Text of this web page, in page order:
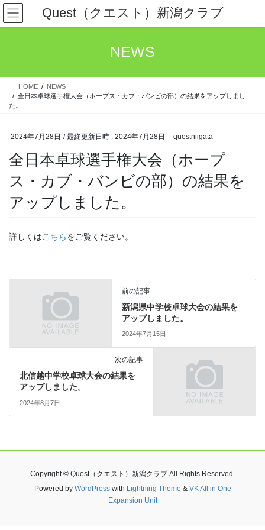
コ
ン
テ
ス
ナ
ビ
ゲ
ン
Quest（クエスト）新潟クラブ
NEWS
HOME
NEWS
全日本卓球選手権大会（ホープス・カブ・バンビの部）の結果をアップしまし
た。
2024年7月28日 / 最終更新日時 : 2024年7月28日 questniigata
全日本卓球選手権大会（ホープ
ス・カブ・バンビの部）の結果を
アップしました。
詳しくはこちらをご覧ください。
前の記事
新潟県中学校卓球大会の結果を
アップしました。
2024年7月15日
次の記事
北信越中学校卓球大会の結果を
アップしました。
2024年8月7日
Copyright © Quest（クエスト）新潟クラブ All Rights Reserved.
Powered by WordPresswith Lightning Theme & VK All in One
Expansion Unit